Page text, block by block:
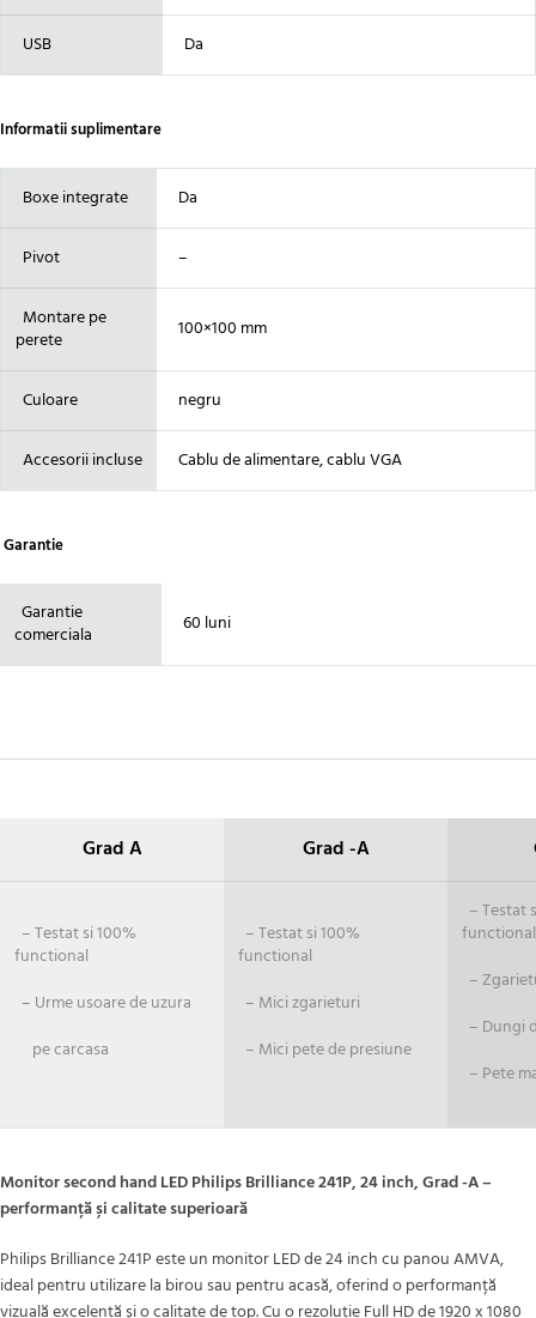
USB Da
Informatii suplimentare
Boxe integrate Da
Pivot –
Montare pe
perete
100×100 mm
Culoare negru
Accesorii incluse Cablu de alimentare, cablu VGA
Garantie
Garantie
comerciala
60 luni
Grad A Grad -A
– Testat si 100%
functional
– Urme usoare de uzura
pe carcasa
– Testat si 100%
functional
– Mici zgarieturi
– Mici pete de presiune
– Testat
functional
–
– Dungi
– Pete
Monitor second hand LED Philips Brilliance 241P, 24 inch, Grad -A –
performanță și calitate superioară
Philips Brilliance 241P este un monitor LED de 24 inch cu panou AMVA,
ideal pentru utilizare la birou sau pentru acasă, oferind o performanță